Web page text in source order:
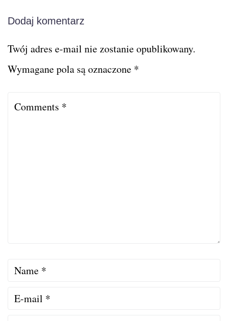
Dodaj komentarz
Twój adres e-mail nie zostanie opublikowany.
Wymagane pola są oznaczone *